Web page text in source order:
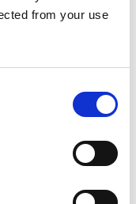
from your use
met onze